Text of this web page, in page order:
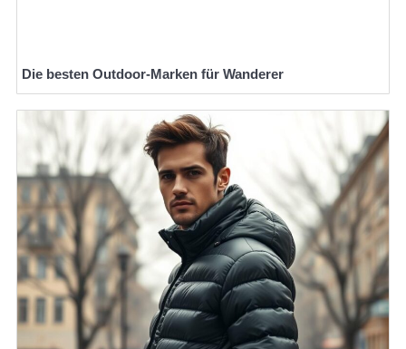
Die besten Outdoor-Marken für Wanderer